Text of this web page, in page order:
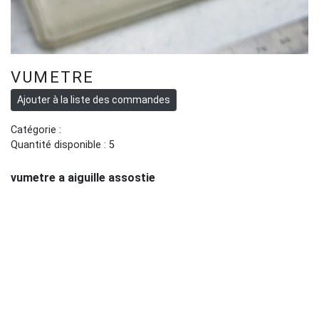
VUMETRE
Catégorie :
Quantité disponible : 5
vumetre a aiguille assostie